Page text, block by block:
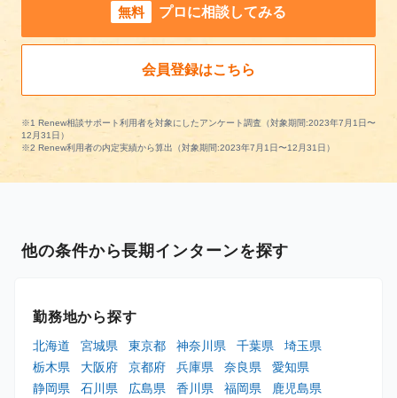
無料 プロに相談してみる
会員登録はこちら
※1 Renew相談サポート利用者を対象にしたアンケート調査（対象期間:2023年7月1日〜
12月31日）
※2 Renew利用者の内定実績から算出（対象期間:2023年7月1日〜12月31日）
他の条件から長期インターンを探す
勤務地から探す
北海道 宮城県 東京都 神奈川県 千葉県
埼玉県
栃木県
大阪府 京都府 兵庫県 奈良県
愛知県
静岡県
石川県 広島県 香川県 福岡県
鹿児島県